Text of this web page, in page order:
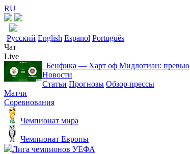
RU
Русский English Espanol Português
Чат
Live
Бенфика ― Харт оф Мидлотиан: превью
Новости
Статьи Прогнозы Обзор прессы
Матчи
Соревнования
Чемпионат мира
Чемпионат Европы
Лига чемпионов УЕФА